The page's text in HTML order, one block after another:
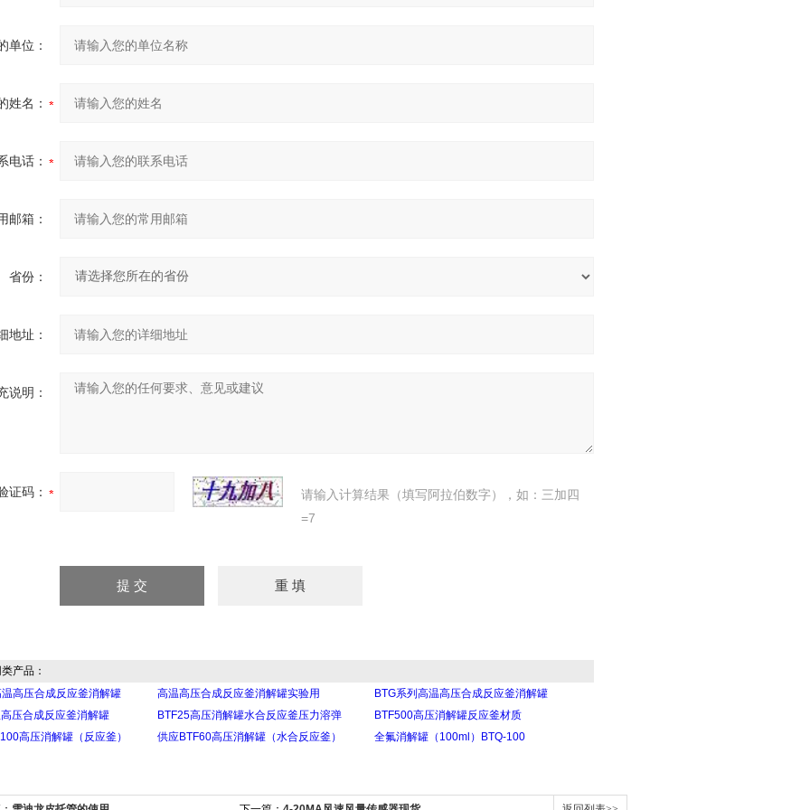
单位：
姓名：
电话：
邮箱：
省份：
地址：
说明：
证码：
请输入计算结果（填写阿拉伯数字），如：三加四
=7
产品：
高压合成反应釜消解罐
高温高压合成反应釜消解罐实验用
BTG系列高温高压合成反应釜消解罐
压合成反应釜消解罐
BTF25高压消解罐水合反应釜压力溶弹
BTF500高压消解罐反应釜材质
高压消解罐（反应釜）
供应BTF60高压消解罐（水合反应釜） 全氟消解罐（100ml）BTQ-100